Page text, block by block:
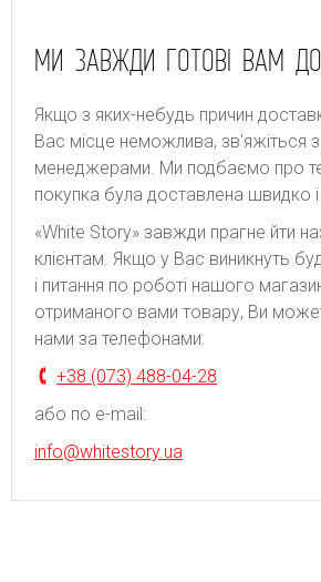
МИ ЗАВЖДИ ГОТОВІ ВАМ
Якщо з яких-небудь причин
Вас місце неможлива, зв'яжіться
менеджерами. Ми подбаємо про
покупка була доставлена швидко і
«White Story» завжди прагне йти
клієнтам. Якщо у Вас виникнуть
і питання по роботі нашого
отриманого вами товару, Ви
нами за телефонами:
+38 (073) 488-04-28
або по e-mail:
info@whitestory.ua